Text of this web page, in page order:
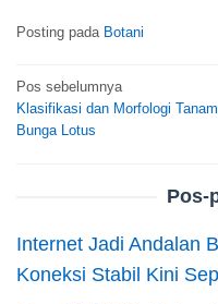
Posting pada Botani
Navigasi
pos
Pos sebelumnya
Klasifikasi dan Morfologi
Bunga Lotus
Pos-
Internet Jadi Andalan
Koneksi Stabil Kini